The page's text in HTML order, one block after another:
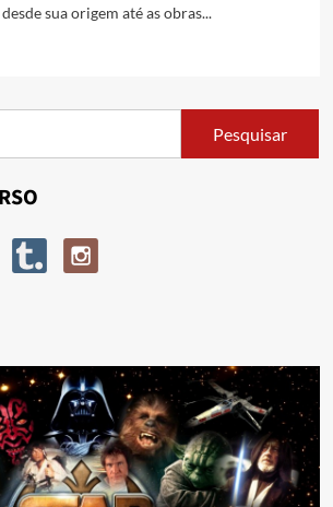
sua origem até as obras...